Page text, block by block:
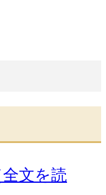
全文を読